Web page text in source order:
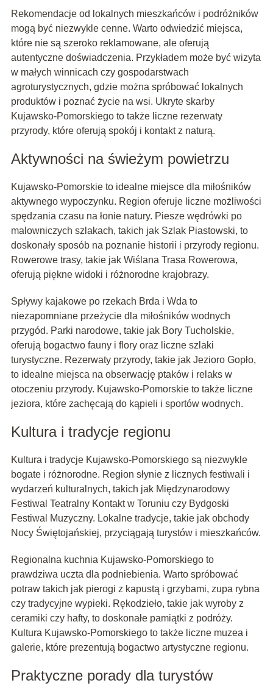
Rekomendacje od lokalnych mieszkańców i podróżników
mogą być niezwykle cenne. Warto odwiedzić miejsca,
które nie są szeroko reklamowane, ale oferują
autentyczne doświadczenia. Przykładem może być wizyta
w małych winnicach czy gospodarstwach
agroturystycznych, gdzie można spróbować lokalnych
produktów i poznać życie na wsi. Ukryte skarby
Kujawsko-Pomorskiego to także liczne rezerwaty
przyrody, które oferują spokój i kontakt z naturą.
Aktywności na świeżym powietrzu
Kujawsko-Pomorskie to idealne miejsce dla miłośników
aktywnego wypoczynku. Region oferuje liczne możliwości
spędzania czasu na łonie natury. Piesze wędrówki po
malowniczych szlakach, takich jak Szlak Piastowski, to
doskonały sposób na poznanie historii i przyrody regionu.
Rowerowe trasy, takie jak Wiślana Trasa Rowerowa,
oferują piękne widoki i różnorodne krajobrazy.
Spływy kajakowe po rzekach Brda i Wda to
niezapomniane przeżycie dla miłośników wodnych
przygód. Parki narodowe, takie jak Bory Tucholskie,
oferują bogactwo fauny i flory oraz liczne szlaki
turystyczne. Rezerwaty przyrody, takie jak Jezioro Gopło,
to idealne miejsca na obserwację ptaków i relaks w
otoczeniu przyrody. Kujawsko-Pomorskie to także liczne
jeziora, które zachęcają do kąpieli i sportów wodnych.
Kultura i tradycje regionu
Kultura i tradycje Kujawsko-Pomorskiego są niezwykle
bogate i różnorodne. Region słynie z licznych festiwali i
wydarzeń kulturalnych, takich jak Międzynarodowy
Festiwal Teatralny Kontakt w Toruniu czy Bydgoski
Festiwal Muzyczny. Lokalne tradycje, takie jak obchody
Nocy Świętojańskiej, przyciągają turystów i mieszkańców.
Regionalna kuchnia Kujawsko-Pomorskiego to
prawdziwa uczta dla podniebienia. Warto spróbować
potraw takich jak pierogi z kapustą i grzybami, zupa rybna
czy tradycyjne wypieki. Rękodzieło, takie jak wyroby z
ceramiki czy hafty, to doskonałe pamiątki z podróży.
Kultura Kujawsko-Pomorskiego to także liczne muzea i
galerie, które prezentują bogactwo artystyczne regionu.
Praktyczne porady dla turystów